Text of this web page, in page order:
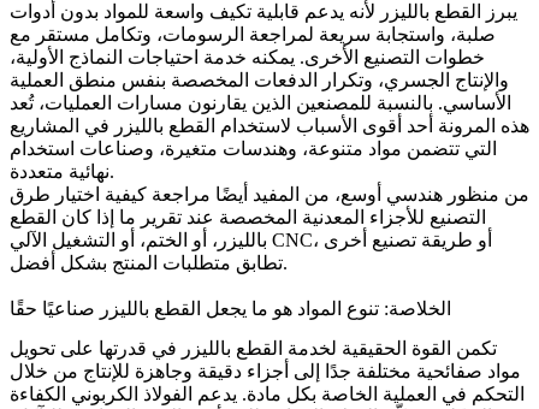
يبرز القطع بالليزر لأنه يدعم قابلية تكيف واسعة للمواد بدون أدوات
صلبة، واستجابة سريعة لمراجعة الرسومات، وتكامل مستقر مع
خطوات التصنيع الأخرى. يمكنه خدمة احتياجات النماذج الأولية،
والإنتاج الجسري، وتكرار الدفعات المخصصة بنفس منطق العملية
الأساسي. بالنسبة للمصنعين الذين يقارنون مسارات العمليات، تُعد
هذه المرونة أحد أقوى الأسباب لاستخدام القطع بالليزر في المشاريع
التي تتضمن مواد متنوعة، وهندسات متغيرة، وصناعات استخدام
نهائية متعددة.
من منظور هندسي أوسع، من المفيد أيضًا مراجعة كيفية اختيار طرق
التصنيع للأجزاء المعدنية المخصصة عند تقرير ما إذا كان القطع
بالليزر، أو الختم، أو التشغيل الآلي CNC، أو طريقة تصنيع أخرى
تطابق متطلبات المنتج بشكل أفضل.
الخلاصة: تنوع المواد هو ما يجعل القطع بالليزر صناعيًا حقًا
تكمن القوة الحقيقية لخدمة القطع بالليزر في قدرتها على تحويل
مواد صفائحية مختلفة جدًا إلى أجزاء دقيقة وجاهزة للإنتاج من خلال
التحكم في العملية الخاصة بكل مادة. يدعم الفولاذ الكربوني الكفاءة